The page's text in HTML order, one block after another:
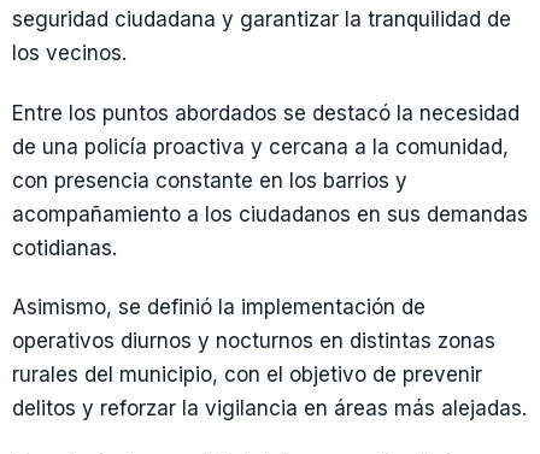
seguridad ciudadana y garantizar la tranquilidad de
los vecinos.
Entre los puntos abordados se destacó la necesidad
de una policía proactiva y cercana a la comunidad,
con presencia constante en los barrios y
acompañamiento a los ciudadanos en sus demandas
cotidianas.
Asimismo, se definió la implementación de
operativos diurnos y nocturnos en distintas zonas
rurales del municipio, con el objetivo de prevenir
delitos y reforzar la vigilancia en áreas más alejadas.